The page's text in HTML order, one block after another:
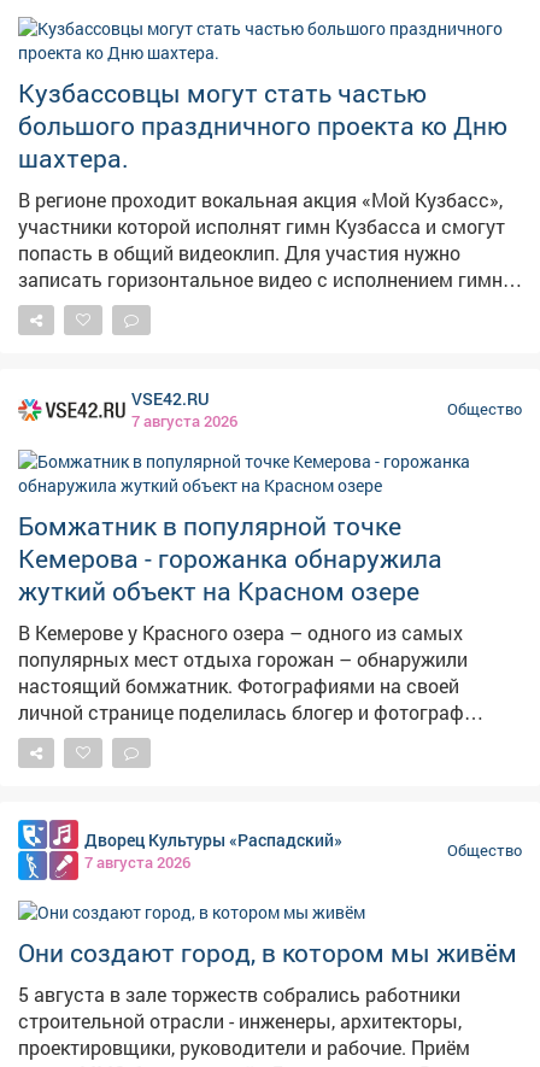
Кузбассовцы могут стать частью
большого праздничного проекта ко Дню
шахтера.
В регионе проходит вокальная акция «Мой Кузбасс»,
участники которой исполнят гимн Кузбасса и смогут
попасть в общий видеоклип. Для участия нужно
записать горизонтальное видео с исполнением гимна
в хорошем качестве и опубликовать его на своей
странице во «ВКонтакте» с хештегом #МойКузбасс.
Присоединяйтесь к акции и станьте частью общего
поздравления Кузбасса!
VSE42.RU
7 августа 2026
Общество
Бомжатник в популярной точке
Кемерова - горожанка обнаружила
жуткий объект на Красном озере
В Кемерове у Красного озера – одного из самых
популярных мест отдыха горожан – обнаружили
настоящий бомжатник. Фотографиями на своей
личной странице поделилась блогер и фотограф
Екатерина Комарова. – Шла, шла и вот...бомжи
наверное живут летом. Не было такого там (авторский
Красное озеро – одно из самых популярных мест
отдыха кемеровчан. Однако теперь в лесополосе у
водоема обустроен стихийный лагерь бездомных. На
опубликованных кадрах видно: среди деревьев стоят
стулья, стол, раковины, тележки из супермаркетов и
кучи мусора. Никого из людей на месте не оказалось.
Дворец Культуры «Распадский»
7 августа 2026
Общество
Они создают город, в котором мы живём
5 августа в зале торжеств собрались работники
строительной отрасли - инженеры, архитекторы,
проектировщики, руководители и рабочие. Приём